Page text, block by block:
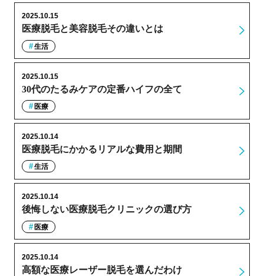
医療脱毛と美容脱毛その違いとは
2025.10.15
生活
30代のたるみケアの定番ハイフの全て
2025.10.15
医療
医療脱毛にかかるリアルな費用と期間
2025.10.14
生活
後悔しない医療脱毛クリニックの選び方
2025.10.14
医療
高額な医療レーザー脱毛を選んだわけ
2025.10.14